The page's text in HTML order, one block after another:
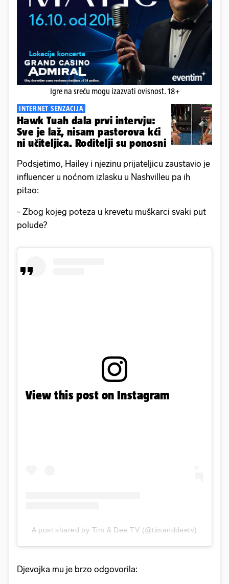
Igre na sreću mogu izazvati ovisnost. 18+
INTERNET SENZACIJA
Hawk Tuah dala prvi intervju:
Sve je laž, nisam pastorova kći
ni učiteljica. Roditelji su ponosni
Podsjetimo, Hailey i njezinu prijateljicu zaustavio je
influencer u noćnom izlasku u Nashvilleu pa ih
pitao:
- Zbog kojeg poteza u krevetu muškarci svaki put
polude?
View this post on Instagram
A post shared by Tim & Dee TV (@timanddeetv)
Djevojka mu je brzo odgovorila: